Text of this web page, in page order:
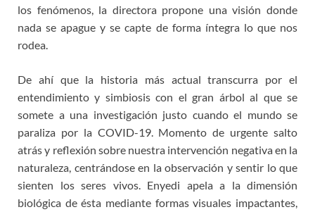
los fenómenos, la directora propone una visión donde
nada se apague y se capte de forma íntegra lo que nos
rodea.
De ahí que la historia más actual transcurra por el
entendimiento y simbiosis con el gran árbol al que se
somete a una investigación justo cuando el mundo se
paraliza por la COVID-19. Momento de urgente salto
atrás y reflexión sobre nuestra intervención negativa en la
naturaleza, centrándose en la observación y sentir lo que
sienten los seres vivos. Enyedi apela a la dimensión
biológica de ésta mediante formas visuales impactantes,